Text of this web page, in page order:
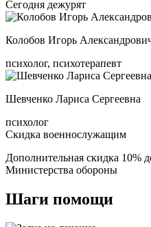
Сегодня дежурят
Колобов Игорь
психолог, психотерапевт
Шевченко Лариса Сергеевна
психолог
Скидка военнослужащим
Дополнительная скидка
Министерства обороны
Шаги помощи